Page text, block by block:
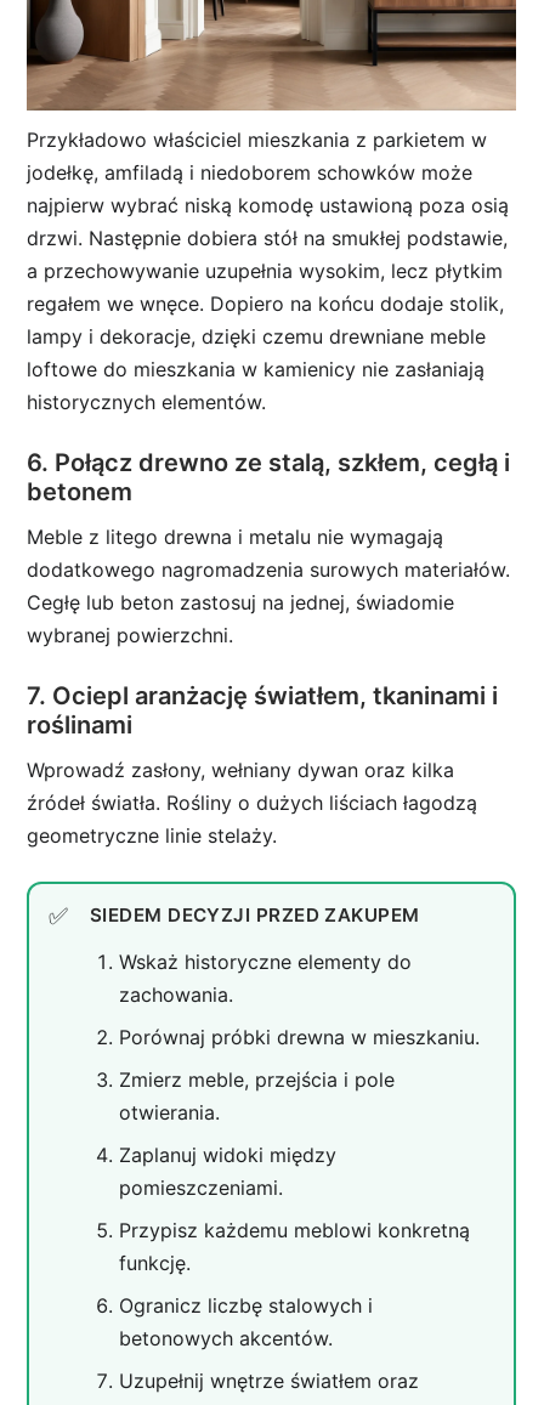
Przykładowo właściciel mieszkania z parkietem w
jodełkę, amfiladą i niedoborem schowków może
najpierw wybrać niską komodę ustawioną poza osią
drzwi. Następnie dobiera stół na smukłej podstawie,
a przechowywanie uzupełnia wysokim, lecz płytkim
regałem we wnęce. Dopiero na końcu dodaje stolik,
lampy i dekoracje, dzięki czemu drewniane meble
loftowe do mieszkania w kamienicy nie zasłaniają
historycznych elementów.
6. Połącz drewno ze stalą, szkłem, cegłą i
betonem
Meble z litego drewna i metalu nie wymagają
dodatkowego nagromadzenia surowych materiałów.
Cegłę lub beton zastosuj na jednej, świadomie
wybranej powierzchni.
7. Ociepl aranżację światłem, tkaninami i
roślinami
Wprowadź zasłony, wełniany dywan oraz kilka
źródeł światła. Rośliny o dużych liściach łagodzą
geometryczne linie stelaży.
SIEDEM DECYZJI PRZED ZAKUPEM
Wskaż historyczne elementy do
zachowania.
Porównaj próbki drewna w mieszkaniu.
Zmierz meble, przejścia i pole
otwierania.
Zaplanuj widoki między
pomieszczeniami.
Przypisz każdemu meblowi konkretną
funkcję.
Ogranicz liczbę stalowych i
betonowych akcentów.
Uzupełnij wnętrze światłem oraz